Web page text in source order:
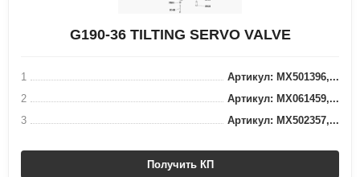
G190-36 TILTING SERVO VALVE
1
Артикул: MX501396,...
2
Артикул: MX061459,...
3
Артикул: MX502357,...
Получить КП